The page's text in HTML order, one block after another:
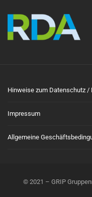
Hinweise zum Datenschutz /
Impressum
Allgemeine
© 2021 – GRIP